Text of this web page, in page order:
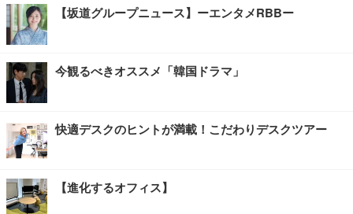
【坂道グループニュース】ーエンタメRBBー
今観るべきオススメ「韓国ドラマ」
快適デスクのヒントが満載！こだわりデスクツアー
【進化するオフィス】